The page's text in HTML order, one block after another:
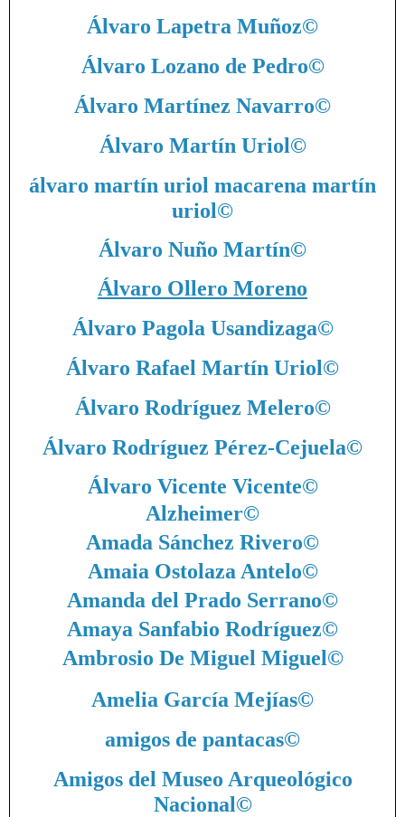
Álvaro Lapetra Muñoz©
Álvaro Lozano de Pedro©
Álvaro Martínez Navarro©
Álvaro Martín Uriol©
álvaro martín uriol macarena martín
uriol©
Álvaro Nuño Martín©
Álvaro Ollero Moreno
Álvaro Pagola Usandizaga©
Álvaro Rafael Martín Uriol©
Álvaro Rodríguez Melero©
Álvaro Rodríguez Pérez-Cejuela©
Álvaro Vicente Vicente©
Alzheimer©
Amada Sánchez Rivero©
Amaia Ostolaza Antelo©
Amanda del Prado Serrano©
Amaya Sanfabio Rodríguez©
Ambrosio De Miguel Miguel©
Amelia García Mejías©
amigos de pantacas©
Amigos del Museo Arqueológico
Nacional©